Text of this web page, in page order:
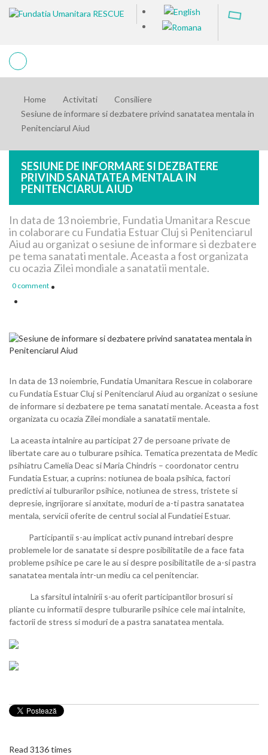
Home Activitati
Consiliere
Sesiune de informare si dezbatere privind sanatatea mentala in
Penitenciarul Aiud
SESIUNE DE INFORMARE SI DEZBATERE
PRIVIND SANATATEA MENTALA IN
PENITENCIARUL AIUD
In data de 13 noiembrie, Fundatia Umanitara Rescue
in colaborare cu Fundatia Estuar Cluj si Penitenciarul
Aiud au organizat o sesiune de informare si dezbatere
pe tema sanatati mentale. Aceasta a fost organizata
cu ocazia Zilei mondiale a sanatatii mentale.
0 comment
In data de 13 noiembrie, Fundatia Umanitara Rescue in colaborare
cu Fundatia Estuar Cluj si Penitenciarul Aiud au organizat o sesiune
de informare si dezbatere pe tema sanatati mentale. Aceasta a fost
organizata cu ocazia Zilei mondiale a sanatatii mentale.
La aceasta intalnire au participat 27 de persoane private de
libertate care au o tulburare psihica. Tematica prezentata de Medic
psihiatru Camelia Deac si Maria Chindris – coordonator centru
Fundatia Estuar, a cuprins: notiunea de boala psihica, factori
predictivi ai tulburarilor psihice, notiunea de stress, tristete si
depresie, ingrijorare si anxitate, moduri de a-ti pastra sanatatea
mentala, servicii oferite de centrul social al Fundatiei Estuar.
Participantii s-au implicat activ punand intrebari despre
problemele lor de sanatate si despre posibilitatile de a face fata
probleme psihice pe care le au si despre posibilitatile de a-si pastra
sanatatea mentala intr-un mediu ca cel penitenciar.
La sfarsitul intalnirii s-au oferit participantilor brosuri si
pliante cu informatii despre tulburarile psihice cele mai intalnite,
factorii de stress si moduri de a pastra sanatatea mentala.
Read 3136 times